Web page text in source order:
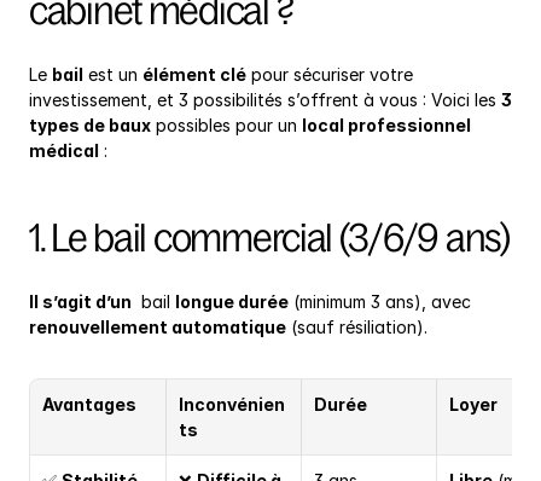
cabinet médical ?
Le bail est un élément clé pour sécuriser votre
investissement, et 3 possibilités s’offrent à vous : Voici les 3
types de baux possibles pour un local professionnel
médical :
1. Le bail commercial (3/6/9 ans)
Il s’agit d’un bail longue durée
renouvellement automatique (sauf résiliation).
Avantages
Inconvénien
ts
Durée Loyer